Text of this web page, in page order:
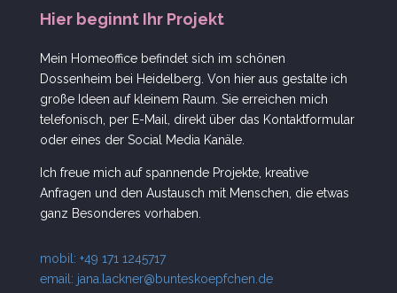
Hier beginnt Ihr Projekt
Mein Homeoffice befindet sich im schönen
Dossenheim bei Heidelberg. Von hier aus gestalte ich
große Ideen auf kleinem Raum. Sie erreichen mich
telefonisch, per E-Mail, direkt über das Kontaktformular
oder eines der Social Media Kanäle.
Ich freue mich auf spannende Projekte, kreative
Anfragen und den Austausch mit Menschen, die etwas
ganz Besonderes vorhaben.
mobil: +49 171 1245717
email: jana.lackner@bunteskoepfchen.de